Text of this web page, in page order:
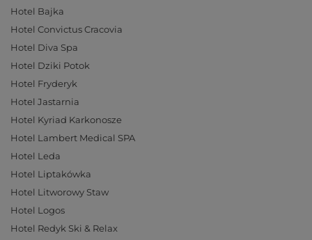
Hotel Bajka
Hotel Convictus Cracovia
Hotel Diva Spa
Hotel Dziki Potok
Hotel Fryderyk
Hotel Jastarnia
Hotel Kyriad Karkonosze
Hotel Lambert Medical SPA
Hotel Leda
Hotel Liptakówka
Hotel Litworowy Staw
Hotel Logos
Hotel Redyk Ski & Relax